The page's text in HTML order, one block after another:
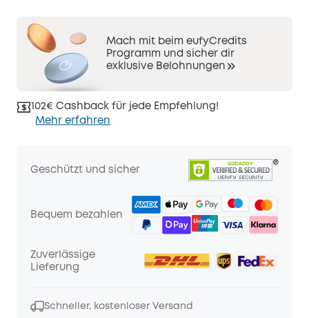
Mach mit beim eufyCredits
Programm und sicher dir
exklusive Belohnungen
102€ Cashback für jede Empfehlung!
Mehr erfahren
Geschützt und sicher
Bequem bezahlen
Zuverlässige
Lieferung
Schneller, kostenloser Versand